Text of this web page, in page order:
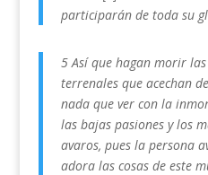
participarán de toda su
5 Así que hagan morir las
terrenales que acechan
nada que ver con la
las bajas pasiones y los
avaros, pues la persona
adora las cosas de este